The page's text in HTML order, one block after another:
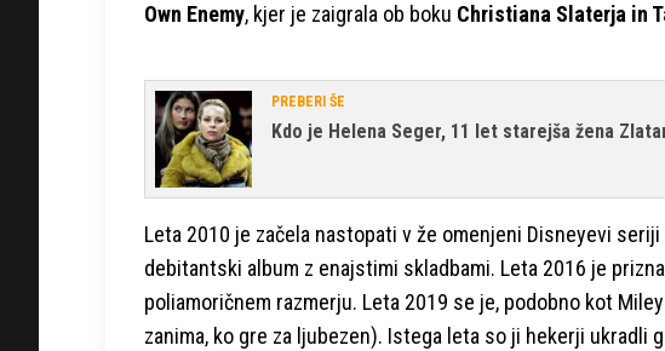
Own Enemy, kjer je zaigrala ob boku Christiana Slaterja in
PREBERI ŠE
Kdo je Helena Seger, 11 let starejša žena
Leta 2010 je začela nastopati v že omenjeni Disneyevi
debitantski album z enajstimi skladbami. Leta 2016 je
poliamoričnem razmerju. Leta 2019 se je, podobno kot
zanima, ko gre za ljubezen). Istega leta so ji hekerji